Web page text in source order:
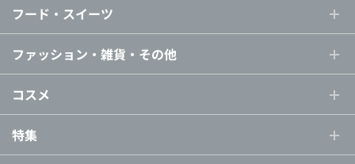
フード・スイーツ
ファッション・雑貨・その他
コスメ
特集